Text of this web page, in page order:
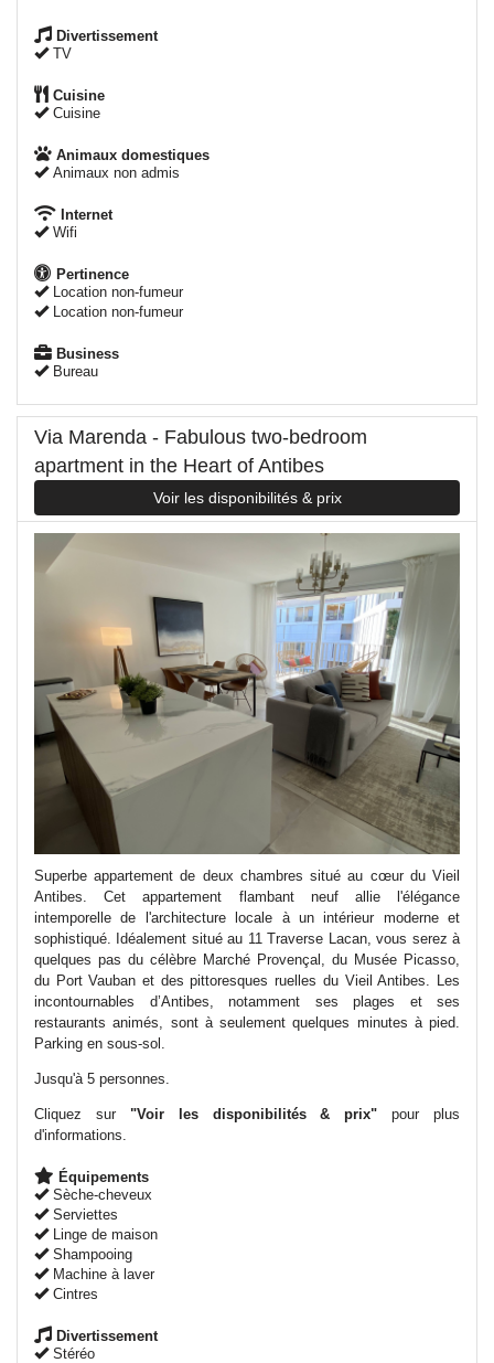
Divertissement
TV
Cuisine
Cuisine
Animaux domestiques
Animaux non admis
Internet
Wifi
Pertinence
Location non-fumeur
Location non-fumeur
Business
Bureau
Via Marenda - Fabulous two-bedroom
apartment in the Heart of Antibes
Voir les disponibilités & prix
Superbe appartement de deux chambres situé au cœur du Vieil
Antibes. Cet appartement flambant neuf allie l'élégance
intemporelle de l'architecture locale à un intérieur moderne et
sophistiqué. Idéalement situé au 11 Traverse Lacan, vous serez à
quelques pas du célèbre Marché Provençal, du Musée Picasso,
du Port Vauban et des pittoresques ruelles du Vieil Antibes. Les
incontournables d’Antibes, notamment ses plages et ses
restaurants animés, sont à seulement quelques minutes à pied.
Parking en sous-sol.
Jusqu'à 5 personnes.
Cliquez sur "Voir les disponibilités & prix" pour plus
d'informations.
Équipements
Sèche-cheveux
Serviettes
Linge de maison
Shampooing
Machine à laver
Cintres
Divertissement
Stéréo